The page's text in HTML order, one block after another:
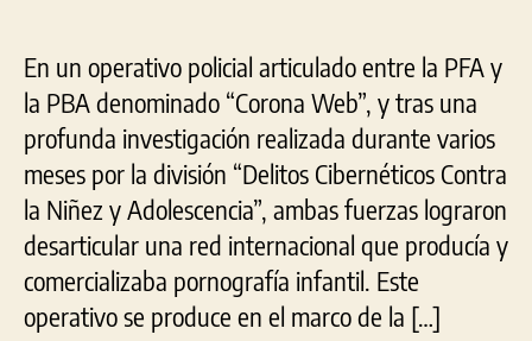
En un operativo policial articulado entre la PFA y
la PBA denominado “Corona Web”, y tras una
profunda investigación realizada durante varios
meses por la división “Delitos Cibernéticos Contra
la Niñez y Adolescencia”, ambas fuerzas lograron
desarticular una red internacional que producía y
comercializaba pornografía infantil. Este
operativo se produce en el marco de la […]